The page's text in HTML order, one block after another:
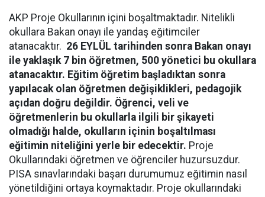
AKP Proje Okullarının içini boşaltmaktadır. Nitelikli
okullara Bakan onayı ile yandaş eğitimciler
atanacaktır. 26 EYLÜL tarihinden sonra Bakan onayı
ile yaklaşık 7 bin öğretmen, 500 yönetici bu okullara
atanacaktır. Eğitim öğretim başladıktan sonra
yapılacak olan öğretmen değişiklikleri, pedagojik
açıdan doğru değildir. Öğrenci, veli ve
öğretmenlerin bu okullarla ilgili bir şikayeti
olmadığı halde, okulların içinin boşaltılması
eğitimin niteliğini yerle bir edecektir. Proje
Okullarındaki öğretmen ve öğrenciler huzursuzdur.
PISA sınavlarındaki başarı durumumuz eğitimin nasıl
yönetildiğini ortaya koymaktadır. Proje okullarındaki